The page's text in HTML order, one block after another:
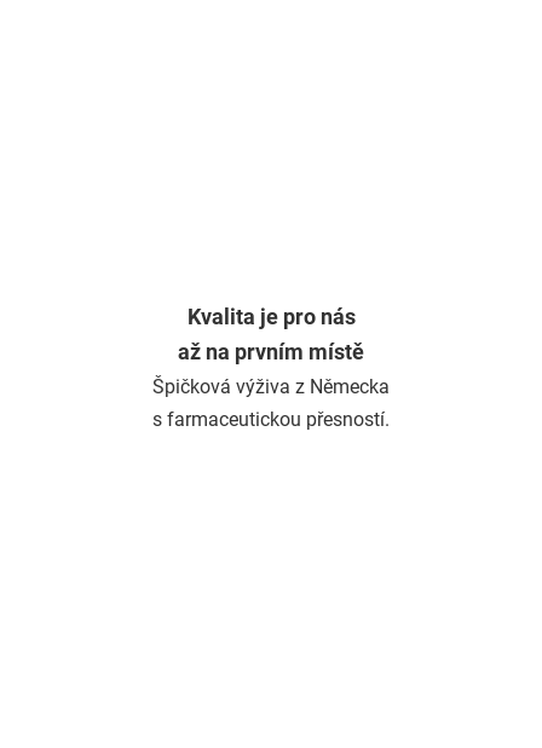
Kvalita je pro nás
až na prvním místě
Špičková výživa z Německa
s farmaceutickou přesností.